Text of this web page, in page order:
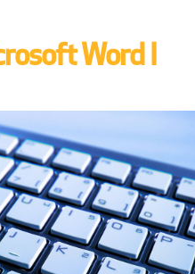
Word I